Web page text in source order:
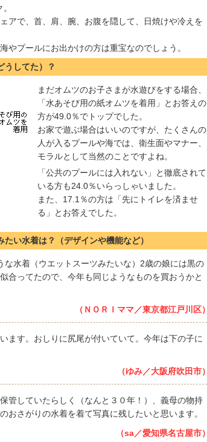
アで、首、肩、腕、お腹を隠して、日焼けや冷えを
やプールにお出かけの方は重宝なのでしょう。
うしてた）？
まだオムツのお子さまが水遊びをする場合、
「水あそび用の紙オムツを着用」とお答えの
方が49.0％でトップでした。
お家で遊ぶ場合はいいのですが、たくさんの
人が入るプールや海では、衛生面やマナー、
モラルとして当然のことですよね。
「公共のプールには入れない」と徹底されて
いる方も24.0％いらっしゃいました。
また、17.1％の方は「先にトイレを済ませ
る」とお答えでした。
い水着は？（デザインや機能など）
水着（ウエットスーツみたいな）2歳の娘には黒の
合ってたので、今年も同じようなものを買おうかと
（ＮＯＲＩママ／東京都江戸川区）
ます。おしりに尻尾が付いていて。今年は下の子に
（ゆみ／大阪府吹田市）
管していたらしく（なんと３０年！）、義母の物持
おさがりの水着を着て写真に残したいと思います。
（sa／愛知県名古屋市）